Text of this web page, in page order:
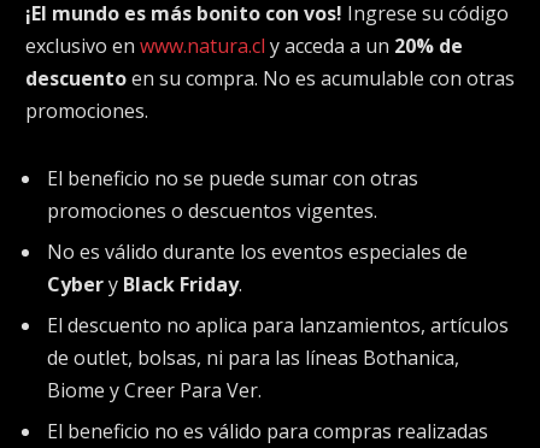
¡El mundo es más bonito con vos! Ingrese su código
exclusivo en www.natura.cl y acceda a un 20% de
descuentoen su compra. No es acumulable con otras
promociones.
El beneficio no se puede sumar con otras
promociones o descuentos vigentes.
No es válido durante los eventos especiales de
Cybery Black Friday.
El descuento no aplica para lanzamientos, artículos
de outlet, bolsas, ni para las líneas Bothanica,
Biome y Creer Para Ver.
El beneficio no es válido para compras realizadas